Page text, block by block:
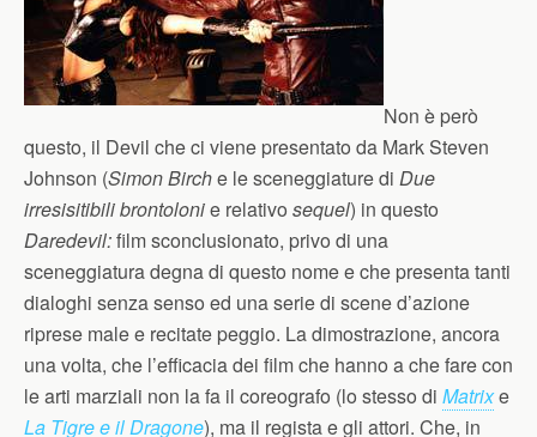
Non è però
questo, il Devil che ci viene presentato da Mark Steven
Johnson (Simon Birche le sceneggiature di Due
irresisitibili brontolonie relativo sequel) in questo
Daredevil:film sconclusionato, privo di una
sceneggiatura degna di questo nome e che presenta tanti
dialoghi senza senso ed una serie di scene d’azione
riprese male e recitate peggio. La dimostrazione, ancora
una volta, che l’efficacia dei film che hanno a che fare con
le arti marziali non la fa il coreografo (lo stesso di Matrixe
La Tigre e il Dragone), ma il regista e gli attori. Che, in